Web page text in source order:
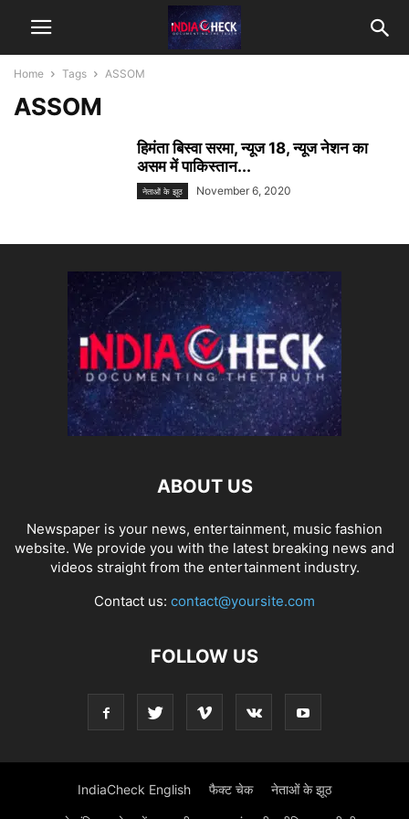
Home Tags ASSOM
ASSOM
हिमंता बिस्वा सरमा, न्यूज 18, न्यूज नेशन का
असम में पाकिस्तान...
नेताओं के झूठ November 6, 2020
ABOUT US
Newspaper is your news, entertainment, music fashion
website. We provide you with the latest breaking news and
videos straight from the entertainment industry.
Contact us: contact@yoursite.com
FOLLOW US
IndiaCheck English फैक्ट चेक नेताओं के झूठ